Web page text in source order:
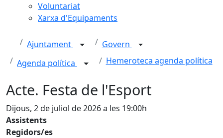
Voluntariat
Xarxa d'Equipaments
Ajuntament
Govern
Agenda política
Hemeroteca agenda política
Acte. Festa de l'Esport
Dijous, 2 de juliol de 2026 a les 19:00h
Assistents
Regidors/es